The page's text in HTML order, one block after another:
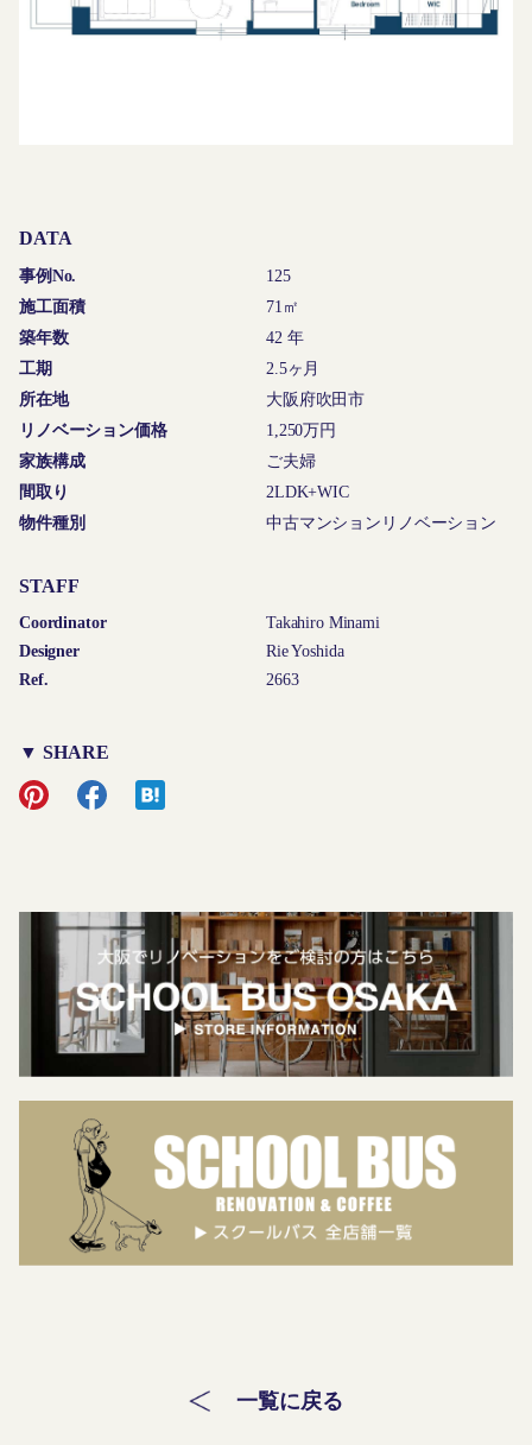
DATA
事例No.
125
施工面積
71㎡
築年数
42 年
工期
2.5ヶ月
所在地
大阪府吹田市
リノベーション価格
1,250万円
家族構成
ご夫婦
間取り
2LDK+WIC
物件種別
中古マンションリノベーション
STAFF
Coordinator
Takahiro Minami
Designer
Rie Yoshida
Ref.
2663
▼ SHARE
一覧に戻る